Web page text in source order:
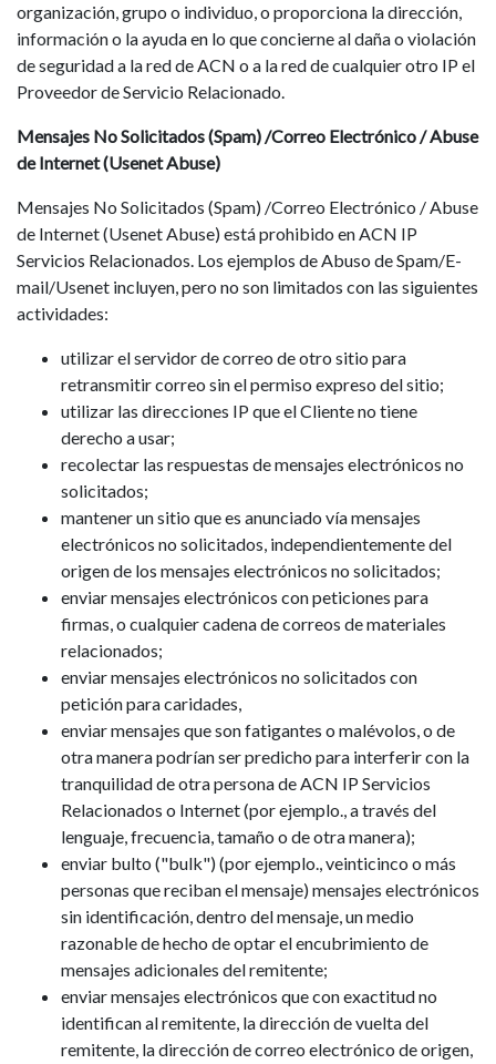
organización, grupo o individuo, o proporciona la dirección,
información o la ayuda en lo que concierne al daña o violación
de seguridad a la red de ACN o a la red de cualquier otro IP el
Proveedor de Servicio Relacionado.
Mensajes No Solicitados (Spam) /Correo Electrónico / Abuse
de Internet (Usenet Abuse)
Mensajes No Solicitados (Spam) /Correo Electrónico / Abuse
de Internet (Usenet Abuse) está prohibido en ACN IP
Servicios Relacionados. Los ejemplos de Abuso de Spam/E-
mail/Usenet incluyen, pero no son limitados con las siguientes
actividades:
utilizar el servidor de correo de otro sitio para
retransmitir correo sin el permiso expreso del sitio;
utilizar las direcciones IP que el Cliente no tiene
derecho a usar;
recolectar las respuestas de mensajes electrónicos no
solicitados;
mantener un sitio que es anunciado vía mensajes
electrónicos no solicitados, independientemente del
origen de los mensajes electrónicos no solicitados;
enviar mensajes electrónicos con peticiones para
firmas, o cualquier cadena de correos de materiales
relacionados;
enviar mensajes electrónicos no solicitados con
petición para caridades,
enviar mensajes que son fatigantes o malévolos, o de
otra manera podrían ser predicho para interferir con la
tranquilidad de otra persona de ACN IP Servicios
Relacionados o Internet (por ejemplo., a través del
lenguaje, frecuencia, tamaño o de otra manera);
enviar bulto ("bulk") (por ejemplo., veinticinco o más
personas que reciban el mensaje) mensajes electrónicos
sin identificación, dentro del mensaje, un medio
razonable de hecho de optar el encubrimiento de
mensajes adicionales del remitente;
enviar mensajes electrónicos que con exactitud no
identifican al remitente, la dirección de vuelta del
remitente, la dirección de correo electrónico de origen,